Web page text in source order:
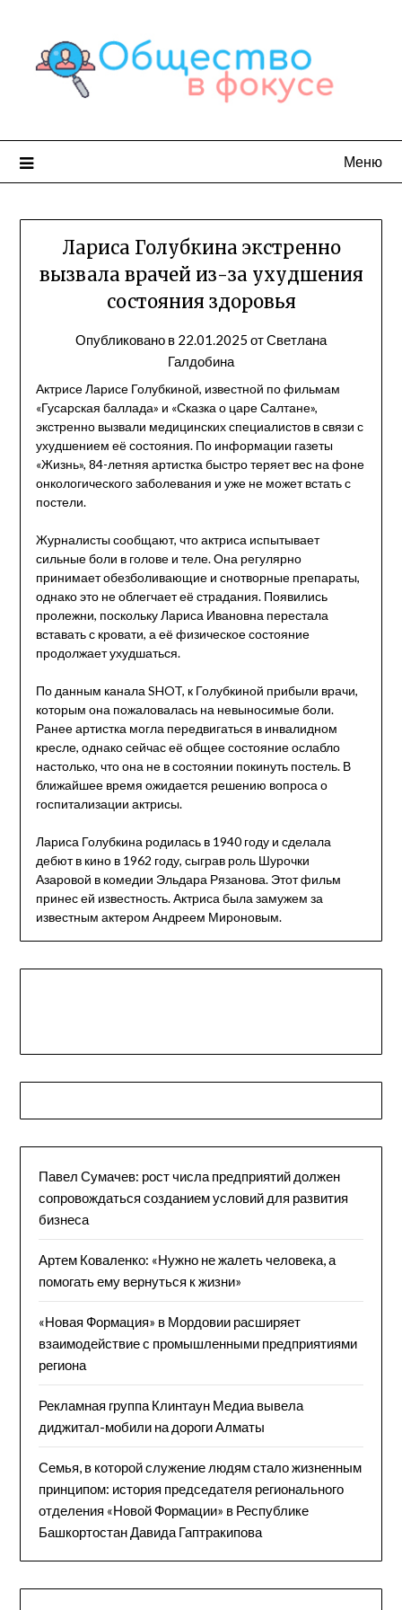
содержимому
Меню
Лариса Голубкина экстренно
вызвала врачей из-за ухудшения
состояния здоровья
Опубликовано в 22.01.2025 отСветлана
Галдобина
Актрисе Ларисе Голубкиной, известной по фильмам
«Гусарская баллада» и «Сказка о царе Салтане»,
экстренно вызвали медицинских специалистов в связи с
ухудшением её состояния. По информации газеты
«Жизнь», 84-летняя артистка быстро теряет вес на фоне
онкологического заболевания и уже не может встать с
постели.
Журналисты сообщают, что актриса испытывает
сильные боли в голове и теле. Она регулярно
принимает обезболивающие и снотворные препараты,
однако это не облегчает её страдания. Появились
пролежни, поскольку Лариса Ивановна перестала
вставать с кровати, а её физическое состояние
продолжает ухудшаться.
По данным канала SHOT, к Голубкиной прибыли врачи,
которым она пожаловалась на невыносимые боли.
Ранее артистка могла передвигаться в инвалидном
кресле, однако сейчас её общее состояние ослабло
настолько, что она не в состоянии покинуть постель. В
ближайшее время ожидается решению вопроса о
госпитализации актрисы.
Лариса Голубкина родилась в 1940 году и сделала
дебют в кино в 1962 году, сыграв роль Шурочки
Азаровой в комедии Эльдара Рязанова. Этот фильм
принес ей известность. Актриса была замужем за
известным актером Андреем Мироновым.
Павел Сумачев: рост числа предприятий должен
сопровождаться созданием условий для развития
бизнеса
Артем Коваленко: «Нужно не жалеть человека, а
помогать ему вернуться к жизни»
«Новая Формация» в Мордовии расширяет
взаимодействие с промышленными предприятиями
региона
Рекламная группа Клинтаун Медиа вывела
диджитал-мобили на дороги Алматы
Семья, в которой служение людям стало жизненным
принципом: история председателя регионального
отделения «Новой Формации» в Республике
Башкортостан Давида Гаптракипова